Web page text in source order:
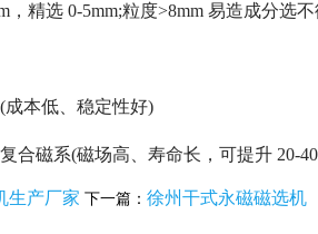
，精选 0-5mm;粒度>8mm 易造成分选
本低、稳定性好)
合磁系(磁场高、寿命长，可提升 20-
生产厂家 下一篇： 徐州干式永磁磁选机